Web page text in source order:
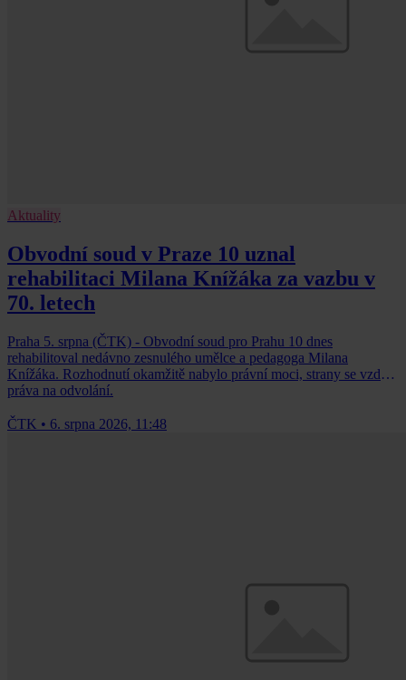
Aktuality
Obvodní soud v Praze 10 uznal
rehabilitaci Milana Knížáka za vazbu v
70. letech
Praha 5. srpna (ČTK) - Obvodní soud pro Prahu 10 dnes
rehabilitoval nedávno zesnulého umělce a pedagoga Milana
Knížáka. Rozhodnutí okamžitě nabylo právní moci, strany se vzdaly
práva na odvolání.
ČTK • 6. srpna 2026, 11:48